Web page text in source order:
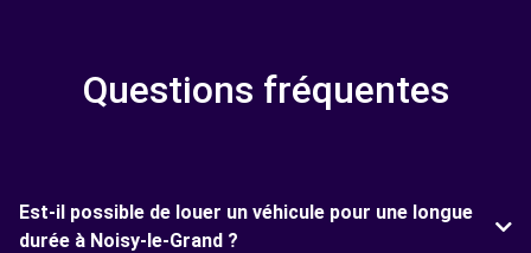
Questions fréquentes
Est-il possible de louer un véhicule pour une longue
durée à Noisy-le-Grand ?